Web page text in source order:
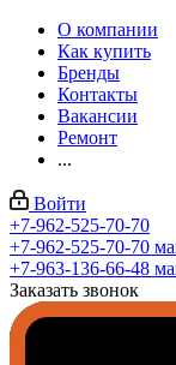
О компании
Как купить
Бренды
Контакты
Вакансии
Ремонт
...
Войти
+7-962-525-70-70
+7-962-525-70-70
+7-963-136-66-48
Заказать звонок